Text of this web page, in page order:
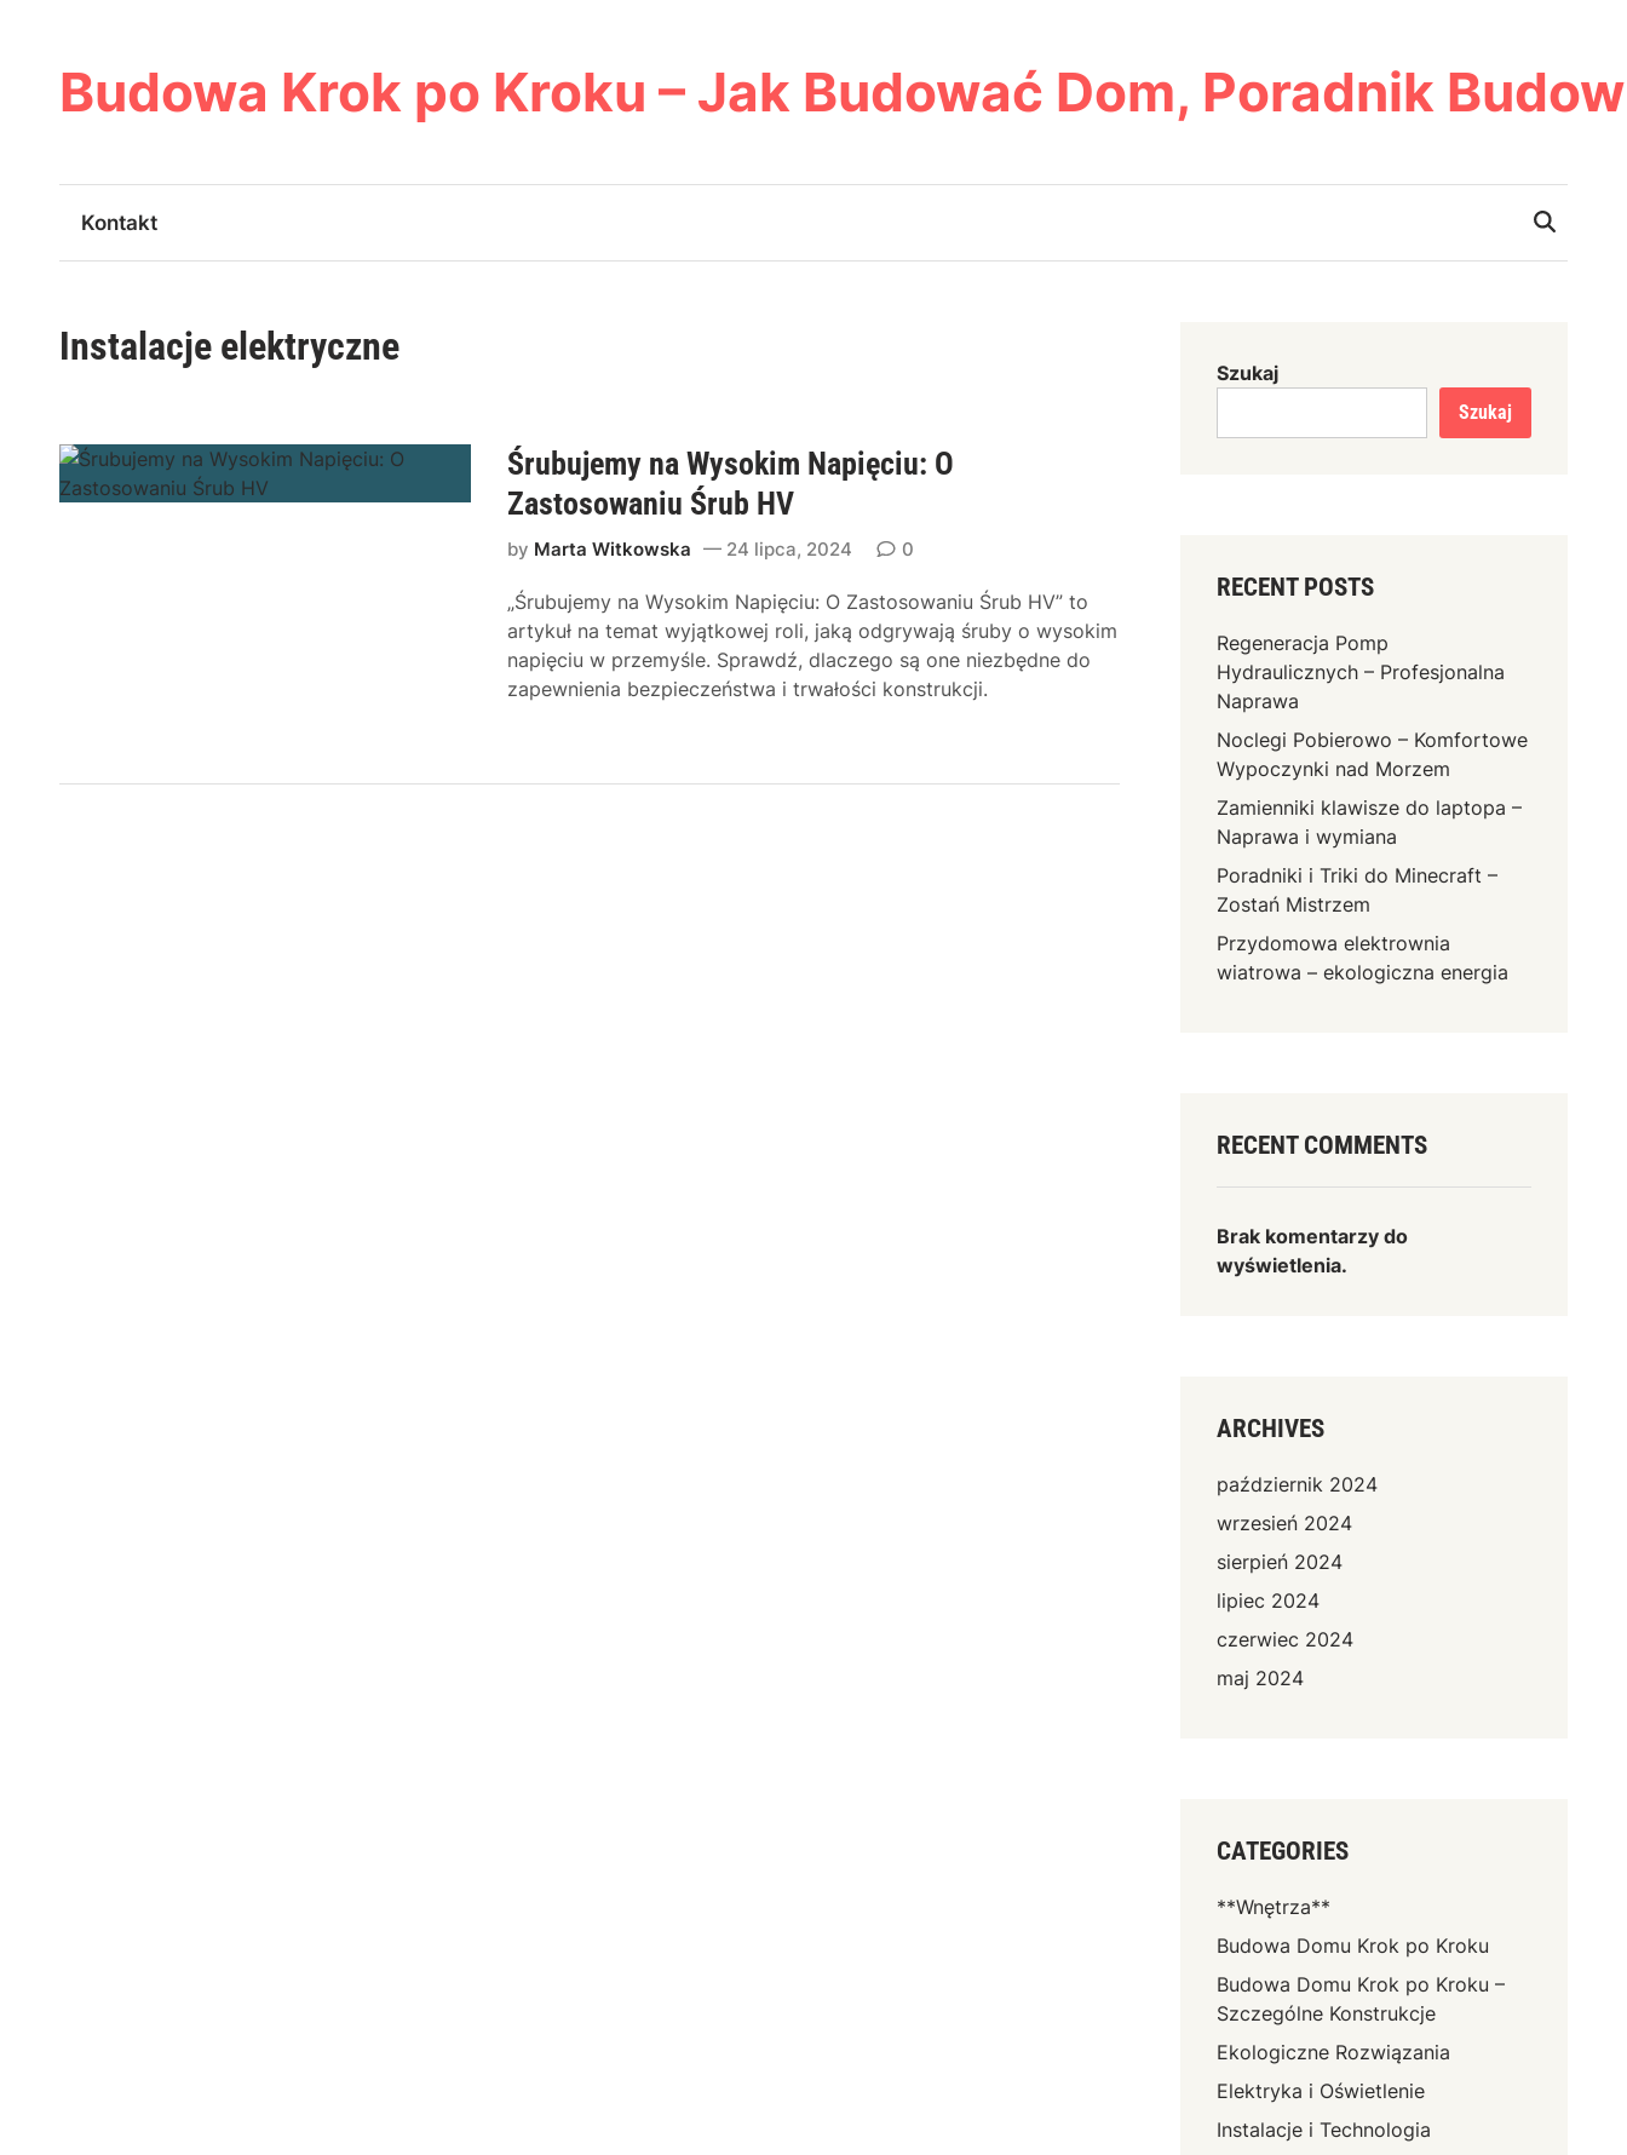
contentBudowa Krok po Kroku – Jak Budować Dom, Poradnik
Kontakt
Instalacje elektryczne
Śrubujemy na Wysokim Napięciu: O
Zastosowaniu Śrub HV
by Marta Witkowska 24 lipca, 2024 0
„Śrubujemy na Wysokim Napięciu: O Zastosowaniu Śrub HV” to
artykuł na temat wyjątkowej roli, jaką odgrywają śruby o wysokim
napięciu w przemyśle. Sprawdź, dlaczego są one niezbędne do
zapewnienia bezpieczeństwa i trwałości konstrukcji.
Szukaj
Szukaj
RECENT POSTS
Regeneracja Pomp
Hydraulicznych – Profesjonalna
Naprawa
Noclegi Pobierowo – Komfortowe
Wypoczynki nad Morzem
Zamienniki klawisze do laptopa –
Naprawa i wymiana
Poradniki i Triki do Minecraft –
Zostań Mistrzem
Przydomowa elektrownia
wiatrowa – ekologiczna energia
RECENT COMMENTS
Brak komentarzy do
wyświetlenia.
ARCHIVES
październik 2024
wrzesień 2024
sierpień 2024
lipiec 2024
czerwiec 2024
maj 2024
CATEGORIES
**Wnętrza**
Budowa Domu Krok po Kroku
Budowa Domu Krok po Kroku –
Szczególne Konstrukcje
Ekologiczne Rozwiązania
Elektryka i Oświetlenie
Instalacje i Technologia